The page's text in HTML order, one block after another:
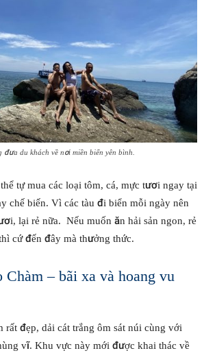
đưa du khách về nơi miền biển yên bình.
tự mua các loại tôm, cá, mực tươi ngay tại
chế biến. Vì các tàu đi biển mỗi ngày nên
lại rẻ nữa. Nếu muốn ăn hải sản ngon, rẻ
cứ đến đây mà thưởng thức.
– bãi xa và hoang vu
rất đẹp, dải cát trắng ôm sát núi cùng với
vĩ. Khu vực này mới được khai thác về